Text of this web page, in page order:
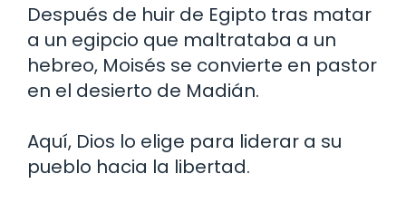
Después de huir de Egipto tras matar
a un egipcio que maltrataba a un
hebreo, Moisés se convierte en pastor
en el desierto de Madián.
Aquí, Dios lo elige para liderar a su
pueblo hacia la libertad.